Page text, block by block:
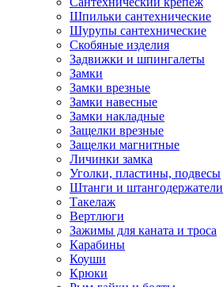
Шпильки сантехнические
Шурупы сантехнические
Скобяные изделия
Задвижки и шпингалеты
Замки
Замки врезные
Замки навесные
Замки накладные
Защелки врезные
Защелки магнитные
Личинки замка
Уголки, пластины, подвесы
Штанги и штангодержатели
Такелаж
Вертлюги
Зажимы для каната и троса
Карабины
Коуши
Крюки